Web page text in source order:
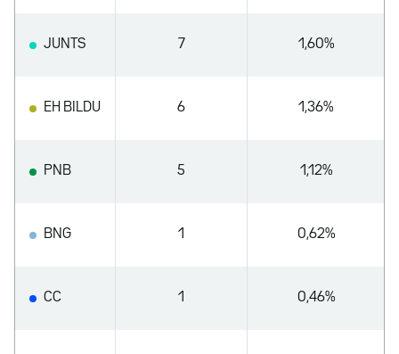
JUNTS 7 1,60%
EH BILDU 6 1,36%
PNB 5 1,12%
BNG 1 0,62%
CC 1 0,46%